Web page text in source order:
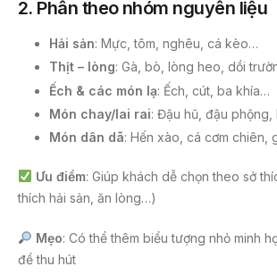
2. Phân theo nhóm nguyên liệu
Hải sản: Mực, tôm, nghêu, cá kèo…
Thịt – lòng: Gà, bò, lòng heo, dồi
Ếch & các món lạ: Ếch, cút, ba khía…
Món chay/lai rai: Đậu hũ, đậu
Món dân dã: Hến xào, cá cơm chiên,
Ưu điểm: Giúp khách dễ chọn theo sở
thích hải sản, ăn lòng…)
Mẹo: Có thể thêm biểu tượng nhỏ minh
để thu hút